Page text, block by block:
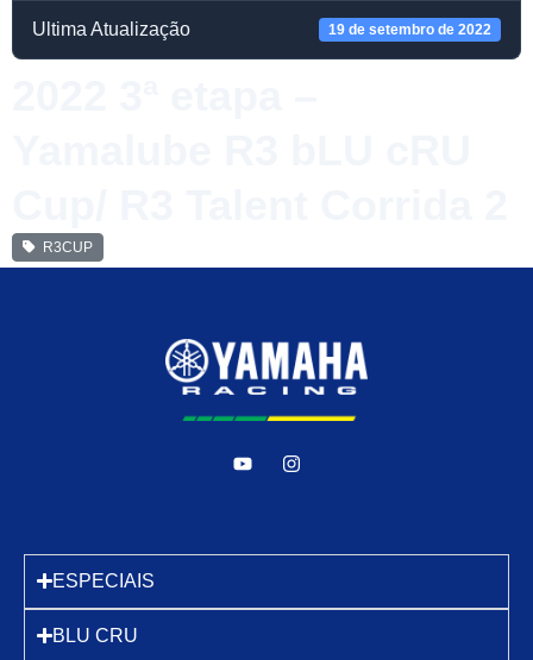
Ultima Atualização 19 de setembro de 2022
R3CUP
ESPECIAIS
BLU CRU